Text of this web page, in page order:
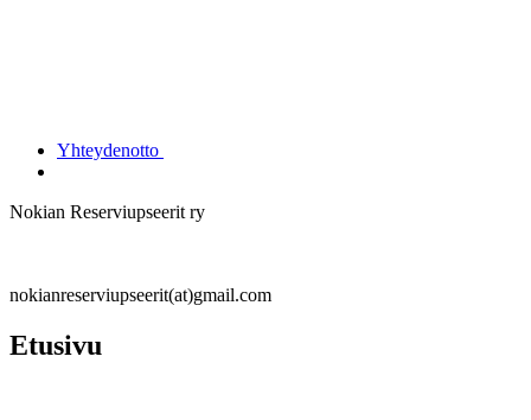
Yhteydenotto
Nokian Reserviupseerit ry
nokianreserviupseerit(at)gmail.com
Etusivu